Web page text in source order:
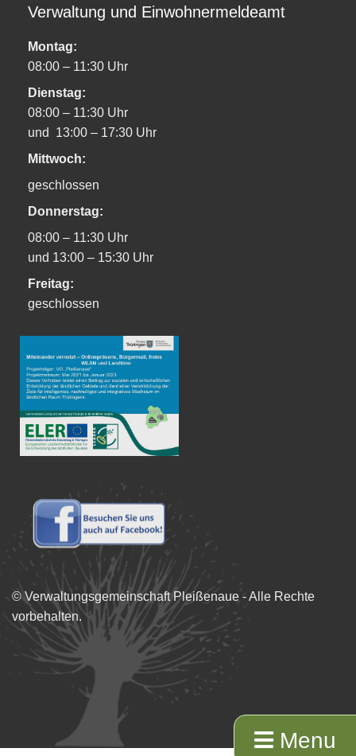
Menu
Verwaltung und Einwohnermeldeamt
Montag:
08:00 – 11:30 Uhr
Dienstag:
08:00 – 11:30 Uhr
und 13:00 – 17:30 Uhr
Mittwoch:
geschlossen
Donnerstag:
08:00 – 11:30 Uhr
und 13:00 – 15:30 Uhr
Freitag:
geschlossen
© Verwaltungsgemeinschaft Pleißenaue - Alle Rechte
vorbehalten.